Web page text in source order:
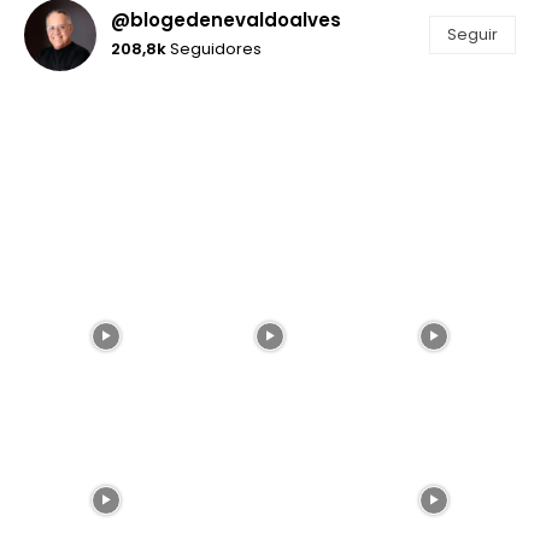
@blogedenevaldoalves
208,8kSeguidores
Seguir